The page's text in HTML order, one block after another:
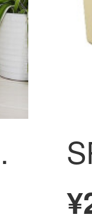
cm 2点セット